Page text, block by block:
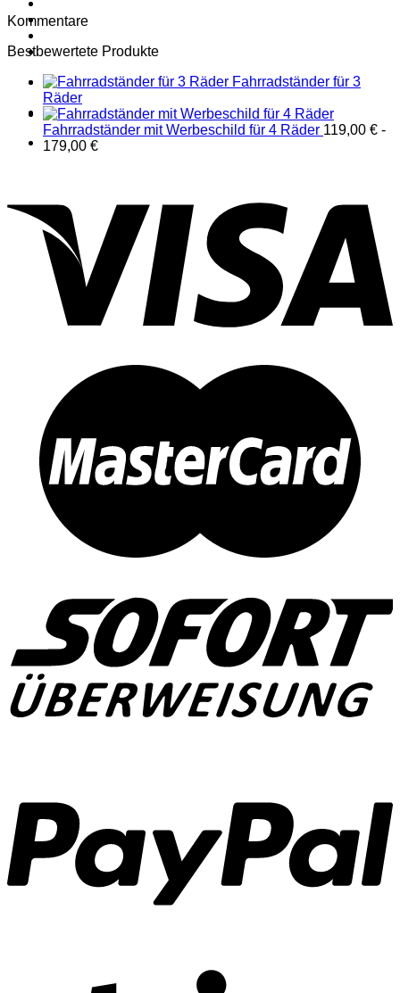
Kommentare
Bestbewertete Produkte
Fahrradständer für 3
Räder
Fahrradständer mit Werbeschild für 4 Räder 119,00 € -
179,00 €